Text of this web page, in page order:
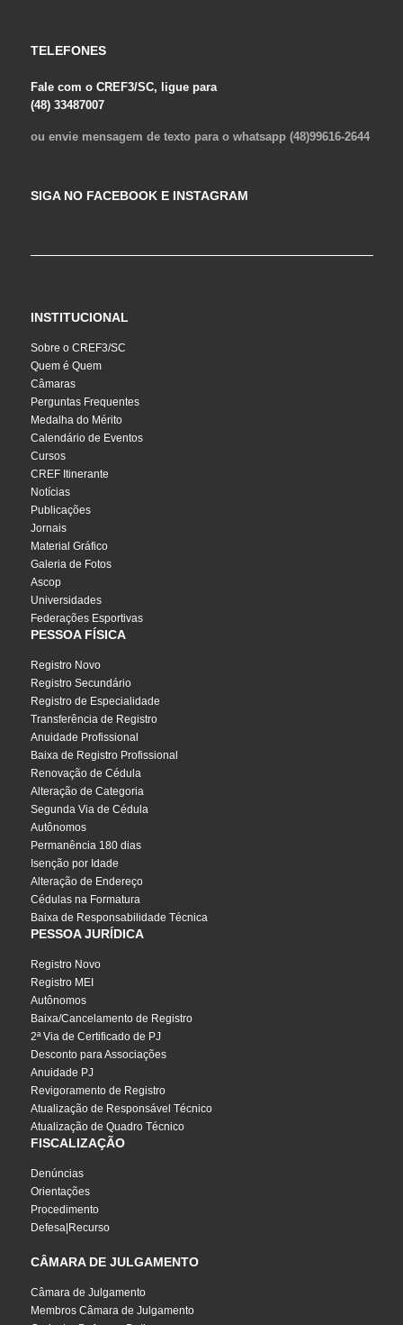
TELEFONES
Fale com o CREF3/SC, ligue para
(48) 33487007
ou envie mensagem de texto para o whatsapp (48)99616-2644
SIGA NO FACEBOOK E INSTAGRAM
INSTITUCIONAL
Sobre o CREF3/SC
Quem é Quem
Câmaras
Perguntas Frequentes
Medalha do Mérito
Calendário de Eventos
Cursos
CREF Itinerante
Notícias
Publicações
Jornais
Material Gráfico
Galeria de Fotos
Ascop
Universidades
Federações Esportivas
PESSOA FÍSICA
Registro Novo
Registro Secundário
Registro de Especialidade
Transferência de Registro
Anuidade Profissional
Baixa de Registro Profissional
Renovação de Cédula
Alteração de Categoria
Segunda Via de Cédula
Autônomos
Permanência 180 dias
Isenção por Idade
Alteração de Endereço
Cédulas na Formatura
Baixa de Responsabilidade Técnica
PESSOA JURÍDICA
Registro Novo
Registro MEI
Autônomos
Baixa/Cancelamento de Registro
2ª Via de Certificado de PJ
Desconto para Associações
Anuidade PJ
Revigoramento de Registro
Atualização de Responsável Técnico
Atualização de Quadro Técnico
FISCALIZAÇÃO
Denúncias
Orientações
Procedimento
Defesa|Recurso
CÂMARA DE JULGAMENTO
Câmara de Julgamento
Membros Câmara de Julgamento